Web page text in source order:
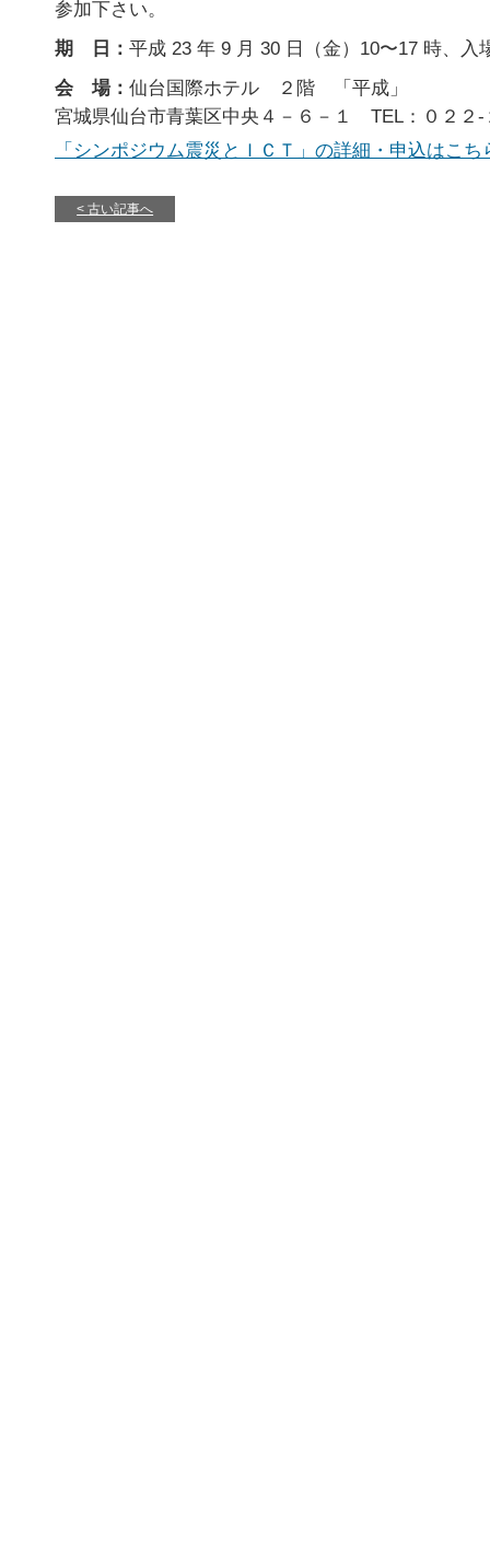
参加下さい。
期 日： 平成 23 年 9 月 30 日（金）10〜17 時、入
会 場： 仙台国際ホテル ２階 「平成」
宮城県仙台市青葉区中央４－６－１ TEL：０２２-
「シンポジウム震災とＩＣＴ」の詳細・申込はこち
古い記事へ